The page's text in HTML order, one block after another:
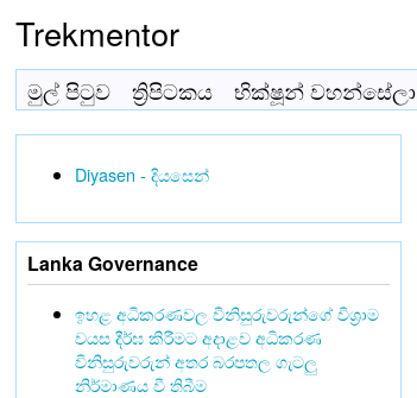
Trekmentor
මුල් පිටුව ත්‍රිපිටකය භික්ෂූන් වහන්සේලා
Diyasen - දියසෙන්
Lanka Governance
ඉහළ අධිකරණවල විනිසුරුවරුන්ගේ විශ්‍රාම
වයස දීර්ඝ කිරීමට අදාළව අධිකරණ
විනිසුරුවරුන් අතර බරපතල ගැටලු
නිර්මාණය වී තිබීම